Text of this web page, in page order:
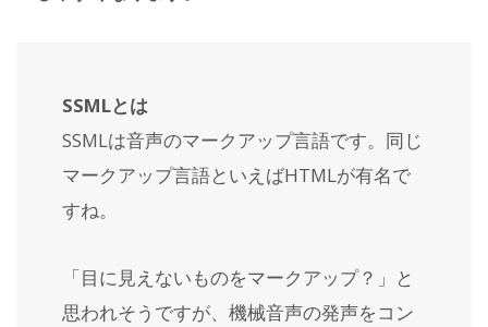
SSMLとは
SSMLは音声のマークアップ言語です。同じ
マークアップ言語といえばHTMLが有名で
すね。
「目に見えないものをマークアップ？」と
思われそうですが、機械音声の発声をコン